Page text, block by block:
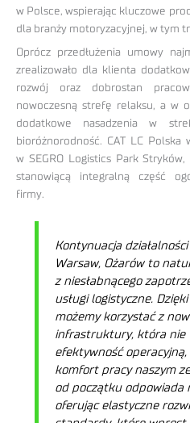
w Polsce, wspierając kluczowe
dla branży motoryzacyjnej, w tym
Oprócz przedłużenia umowy
zrealizowało dla klienta
rozwój oraz dobrostan
nowoczesną strefę relaksu, a w
dodatkowe nasadzenia w
bioróżnorodność. CAT LC Polska
w SEGRO Logistics Park
stanowiącą integralną część
firmy.
Kontynuacja działalności
Warsaw, Ożarów to
z niesłabnącego
usługi logistyczne.
możemy korzystać z
infrastruktury, która nie
efektywność
komfort pracy naszym
od początku odpowiada
oferując elastyczne